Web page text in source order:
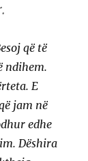
që të
ndihem.
E
jam në
edhe
Dëshira